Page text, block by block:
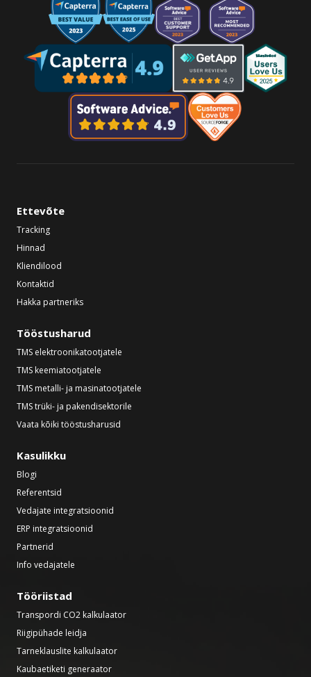
Ettevõte
Tracking
Hinnad
Kliendilood
Kontaktid
Hakka partneriks
Tööstusharud
TMS elektroonikatootjatele
TMS keemiatootjatele
TMS metalli- ja masinatootjatele
TMS trüki- ja pakendisektorile
Vaata kõiki tööstusharusid
Kasulikku
Blogi
Referentsid
Vedajate integratsioonid
ERP integratsioonid
Partnerid
Info vedajatele
Tööriistad
Transpordi CO2 kalkulaator
Riigipühade leidja
Tarneklauslite kalkulaator
Kaubaetiketi generaator